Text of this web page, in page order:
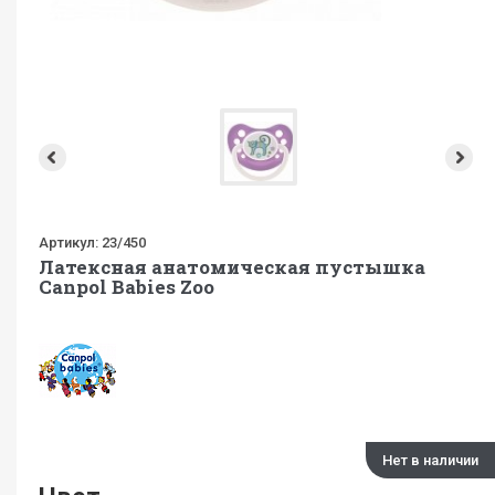
Артикул: 23/450
Латексная анатомическая пустышка
Canpol Babies Zoo
Нет в наличии